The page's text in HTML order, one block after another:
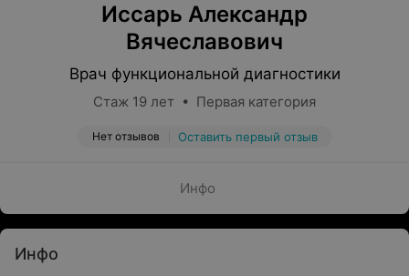
Иссарь Александр
Вячеславович
Врач функциональной диагностики
Стаж 19 лет • Первая категория
Нет отзывов Оставить первый отзыв
Инфо
Инфо